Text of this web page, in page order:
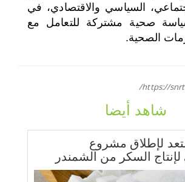
السياسي والاقتصادي، في
صحية مشتركة للتعامل مع
الصحية.
https://
شاهد أيضا
لإطلاق مشروع
السكر من الشمندر